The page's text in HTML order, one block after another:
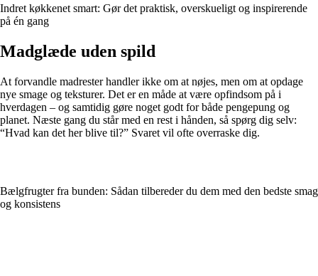
Indret køkkenet smart: Gør det praktisk, overskueligt og inspirerende
på én gang
Madglæde uden spild
At forvandle madrester handler ikke om at nøjes, men om at opdage
nye smage og teksturer. Det er en måde at være opfindsom på i
hverdagen – og samtidig gøre noget godt for både pengepung og
planet. Næste gang du står med en rest i hånden, så spørg dig selv:
“Hvad kan det her blive til?” Svaret vil ofte overraske dig.
Bælgfrugter fra bunden: Sådan tilbereder du dem med den bedste smag
og konsistens